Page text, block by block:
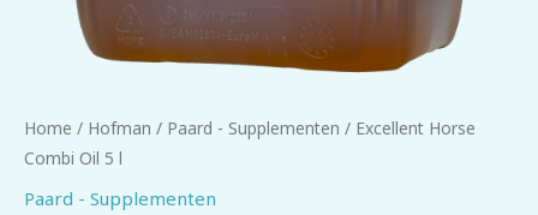
Home / Hofman / Paard - Supplementen / Excellent Horse
Combi Oil 5 l
Paard - Supplementen